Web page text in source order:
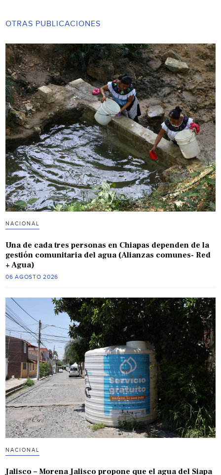
OTRAS PUBLICACIONES
NACIONAL
Una de cada tres personas en Chiapas dependen de la
gestión comunitaria del agua (Alianzas comunes- Red
+ Agua)
06 AGOSTO 2026
NACIONAL
Jalisco – Morena Jalisco propone que el agua del Siapa